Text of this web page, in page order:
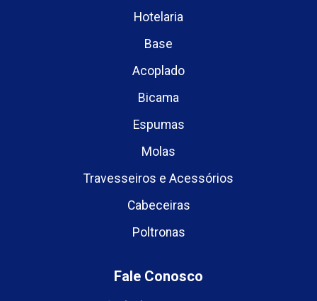
Hotelaria
Base
Acoplado
Bicama
Espumas
Molas
Travesseiros e Acessórios
Cabeceiras
Poltronas
Fale Conosco